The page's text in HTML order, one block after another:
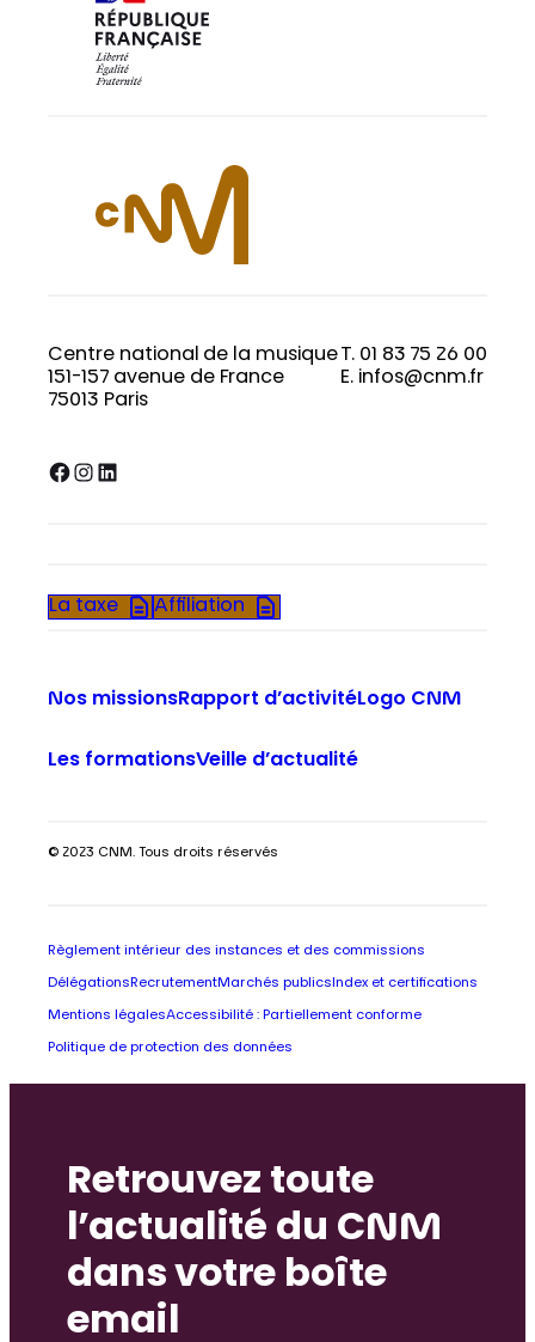
Centre national de la musique
151-157 avenue de France
75013 Paris
T. 01 83 75 26 00
E. infos@cnm.fr
Facebook InstagramLinkedIn
La taxe Affiliation
Nos missionsRapport d’activitéLogo CNM
Les formationsVeille d’actualité
© 2023 CNM. Tous droits réservés
Règlement intérieur des instances et des commissions
Délégations RecrutementMarchés publics Index et certifications
Mentions légalesAccessibilité : Partiellement conforme
Politique de protection des données
Retrouvez toute
l’actualité du CNM
dans votre boîte
email